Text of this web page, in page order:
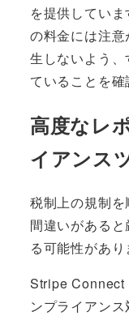
を提供してい
の料金には注
生しないよう
ていることを確
高度なレ
イアンス
税制上の規制を
間違いがある
る可能性があり
Stripe Connect
ンプライアン